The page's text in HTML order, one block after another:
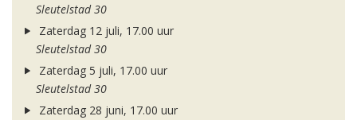
Sleutelstad 30
Zaterdag 12 juli, 17.00 uur
Sleutelstad 30
Zaterdag 5 juli, 17.00 uur
Sleutelstad 30
Zaterdag 28 juni, 17.00 uur